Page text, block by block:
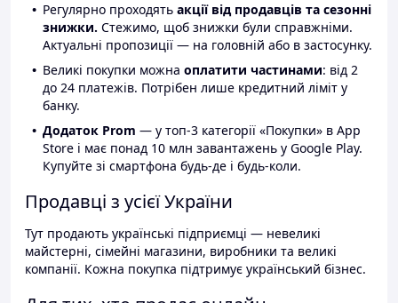
Регулярно проходять акції від продавців та сезонні
знижки. Стежимо, щоб знижки були справжніми.
Актуальні пропозиції — на головній або в застосунку.
Великі покупки можна оплатити частинами: від 2
до 24 платежів. Потрібен лише кредитний ліміт у
банку.
Додаток Prom — у топ-3 категорії «Покупки» в App
Store і має понад 10 млн завантажень у Google Play.
Купуйте зі смартфона будь-де і будь-коли.
Продавці з усієї України
Тут продають українські підприємці — невеликі
майстерні, сімейні магазини, виробники та великі
компанії. Кожна покупка підтримує український бізнес.